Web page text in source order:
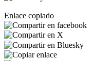
Enlace copiado